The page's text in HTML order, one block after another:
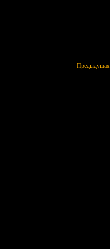
Предыдущая